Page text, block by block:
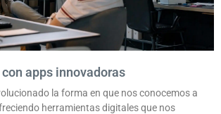
apps innovadoras
la forma en que nos conocemos a
herramientas digitales que nos